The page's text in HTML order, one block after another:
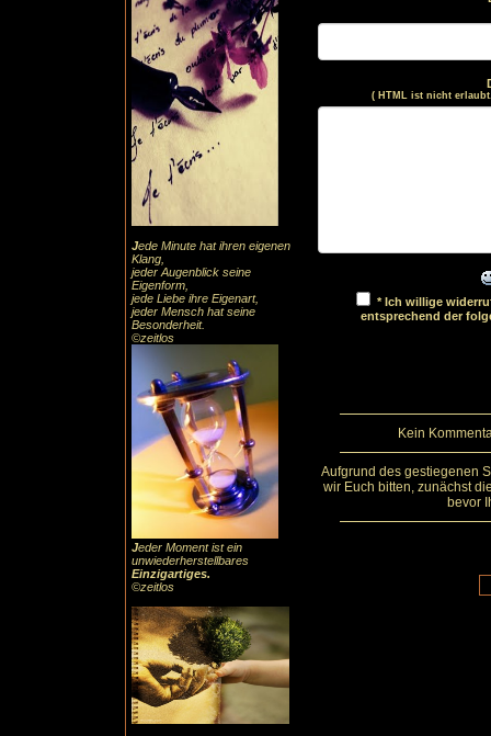
Jede Minute hat ihren eigenen
Klang,
jeder Augenblick seine
Eigenform,
jede Liebe ihre Eigenart,
jeder Mensch hat seine
Besonderheit.
©zeitlos
Jeder Moment ist ein
unwiederherstellbares
Einzigartiges.
©zeitlos
( HTML ist nicht
* Ich willige
entsprechend der
Kein
Aufgrund des gestiegenen
wir Euch bitten, zunächst
bevor